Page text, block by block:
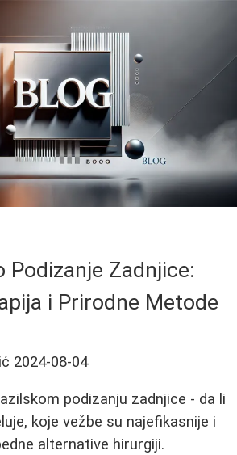
Podizanje Zadnjice:
i Prirodne Metode
2024-08-04
podizanju zadnjice - da li
koje vežbe su najefikasnije i
alternative hirurgiji.